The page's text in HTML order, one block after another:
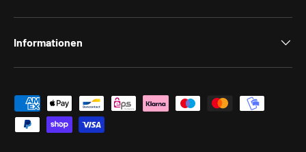
Informationen
Zahlungsmethoden